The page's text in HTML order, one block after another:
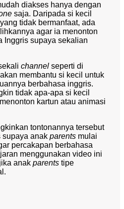
diakses hanya dengan
saja. Daripada si kecil
tidak bermanfaat, ada
agar ia menonton
Inggris supaya sekalian
channel seperti di
membantu si kecil untuk
berbahasa inggris.
tidak apa-apa si kecil
kartun atau animasi
tontonannya tersebut
supaya anak parents mulai
percakapan berbahasa
menggunakan video ini
anak parents tipe